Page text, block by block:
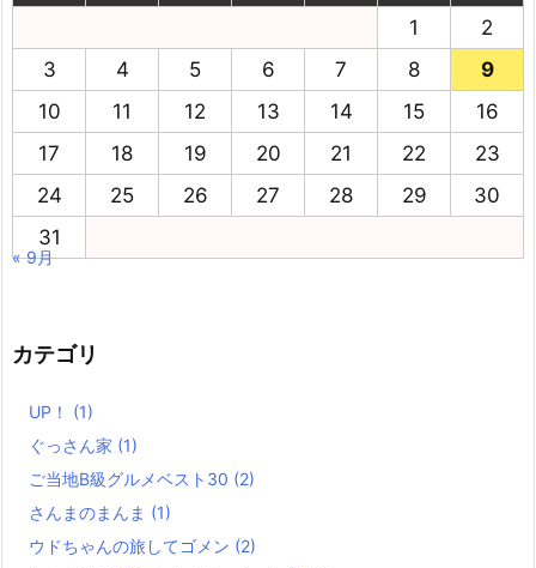
1
2
3
4 5 6 7 8
9
10
11 12 13 14 15
16
17
18 19 20 21 22
23
24
25 26 27 28 29
30
31
« 9月
カテゴリ
UP！ (1)
ぐっさん家 (1)
ご当地B級グルメベスト30 (2)
さんまのまんま (1)
ウドちゃんの旅してゴメン (2)